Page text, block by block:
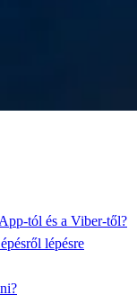
tól és a Viber-től?
lépésre